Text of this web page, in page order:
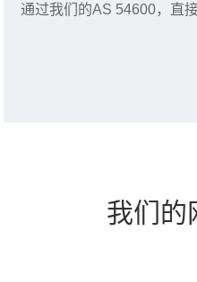
通过我们的AS 54600，直
我们的